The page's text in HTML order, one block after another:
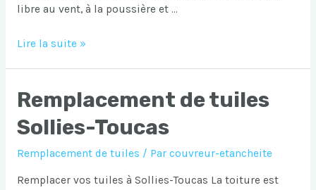
libre au vent, à la poussière et …
Remplacement
Sollies-
Pont
Lire la suite »
Remplacement de tuiles
Sollies-Toucas
Remplacement de tuiles / Par couvreur-etancheite
Remplacer vos tuiles à Sollies-Toucas La toiture est